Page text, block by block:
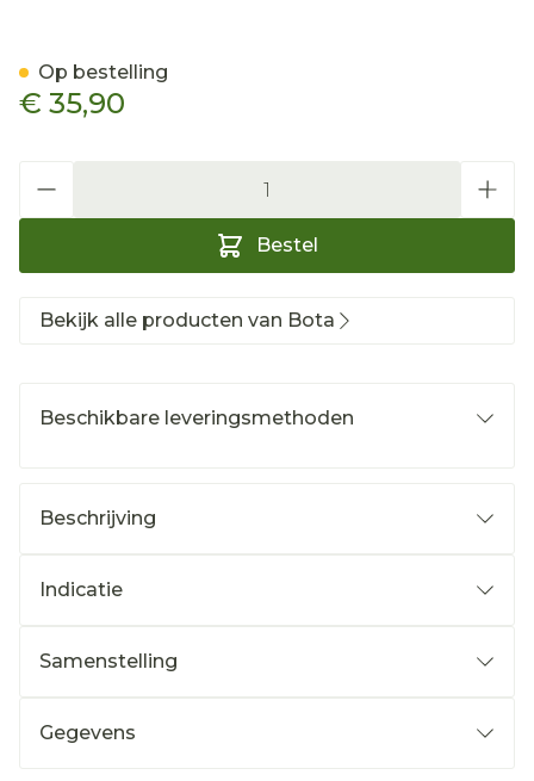
€ 35,90
Bestel
Op bestelling
Bekijk alle producten van Bota
Beschikbare leveringsmethoden
Beschrijving
Indicatie
Samenstelling
Gegevens